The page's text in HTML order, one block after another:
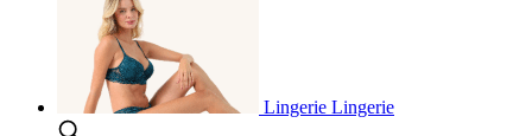
Lingerie Lingerie